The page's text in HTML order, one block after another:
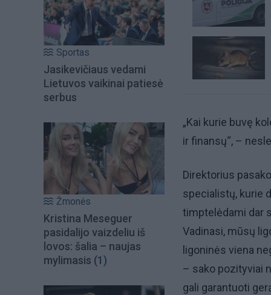
Sportas
Jasikevičiaus vedami
Lietuvos vaikinai patiesė
serbus
Žmonės
Kristina Meseguer
pasidalijo vaizdeliu iš
lovos: šalia – naujas
mylimasis (1)
„Kai kurie buvę
ir finansų“, –
Direktorius
specialistų, kurie
timptelėdami dar
Vadinasi, mūsų
ligoninės viena
– sako pozityviai
gali garantuoti